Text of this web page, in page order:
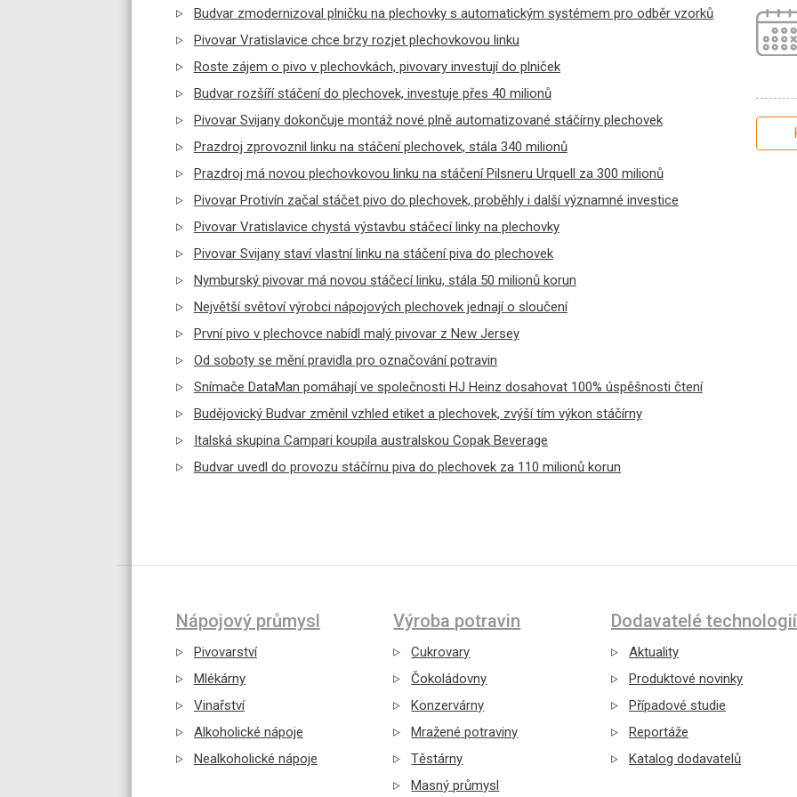
Budvar zmodernizoval plničku na plechovky s automatickým systémem pro odběr vzorků
Pivovar Vratislavice chce brzy rozjet plechovkovou linku
Roste zájem o pivo v plechovkách, pivovary investují do plniček
Budvar rozšíří stáčení do plechovek, investuje přes 40 milionů
Pivovar Svijany dokončuje montáž nové plně automatizované stáčírny plechovek
Prazdroj zprovoznil linku na stáčení plechovek, stála 340 milionů
Prazdroj má novou plechovkovou linku na stáčení Pilsneru Urquell za 300 milionů
Pivovar Protivín začal stáčet pivo do plechovek, proběhly i další významné investice
Pivovar Vratislavice chystá výstavbu stáčecí linky na plechovky
Pivovar Svijany staví vlastní linku na stáčení piva do plechovek
Nymburský pivovar má novou stáčecí linku, stála 50 milionů korun
Největší světoví výrobci nápojových plechovek jednají o sloučení
První pivo v plechovce nabídl malý pivovar z New Jersey
Od soboty se mění pravidla pro označování potravin
Snímače DataMan pomáhají ve společnosti HJ Heinz dosahovat 100% úspěšnosti čtení
Budějovický Budvar změnil vzhled etiket a plechovek, zvýší tím výkon stáčírny
Italská skupina Campari koupila australskou Copak Beverage
Budvar uvedl do provozu stáčírnu piva do plechovek za 110 milionů korun
Nápojový průmysl
Pivovarství
Mlékárny
Vinařství
Alkoholické nápoje
Nealkoholické nápoje
Výroba potravin
Cukrovary
Čokoládovny
Konzervárny
Mražené potraviny
Těstárny
Masný průmysl
Dodavatelé technologií
Aktuality
Produktové novinky
Případové studie
Reportáže
Katalog dodavatelů